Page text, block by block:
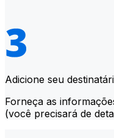
Adicione seu
Forneça as
(você precisará de